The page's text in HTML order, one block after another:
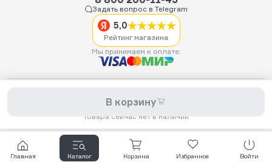
В корзину
Товара сейчас нет в наличии
Задать вопрос в Telegram
5,0
Рейтинг магазина
Мы принимаем к оплате:
самокатов, запчастей для самокатов, аксессуаров, экипировки,
одежды и обуви.
Главная Каталог Корзина Избранное Войти